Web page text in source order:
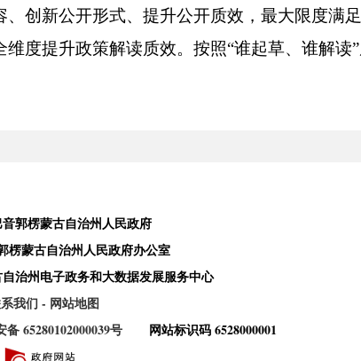
、创新公开形式、提升公开质效，最大限度满
维度提升政策解读质效。按照“谁起草、谁解读
网上调查等互动栏目，强化留言受理、转办督
及经济金融、薪资拖欠、生态环境等方面留言
众急难愁盼问题。2025年，全州各级行政机关
条，县市11897条。
（二）依申请公开。一是规范办理流程。严格遵
郭楞蒙古自治州人民政府
楞蒙古自治州人民政府办公室
治州电子政务和大数据发展服务中心
我们- 网站地图
备 65280102000039号 网站标识码 6528000001